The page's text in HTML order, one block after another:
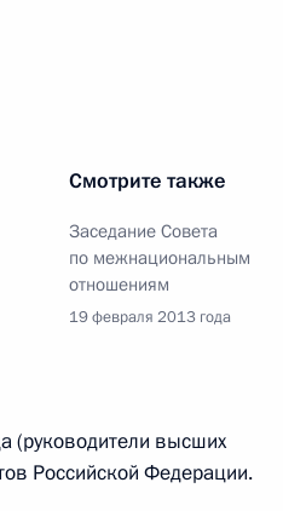
Смотрите также
Заседание Совета
по межнациональным
отношениям
19 февраля 2013 года
(руководители высших
Российской Федерации.